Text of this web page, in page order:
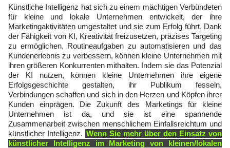
Künstliche Intelligenz hat sich zu einem mächtigen Verbündeten
für kleine und lokale Unternehmen entwickelt, der ihre
Marketingaktivitäten umgestaltet und sie zum Erfolg führt. Dank
der Fähigkeit von KI, Kreativität freizusetzen, präzises Targeting
zu ermöglichen, Routineaufgaben zu automatisieren und das
Kundenerlebnis zu verbessern, können kleine Unternehmen mit
ihren größeren Konkurrenten mithalten. Indem sie das Potenzial
der KI nutzen, können kleine Unternehmen ihre eigene
Erfolgsgeschichte gestalten, ihr Publikum fesseln,
Verbindungen schaffen und sich in den Herzen und Köpfen ihrer
Kunden einprägen. Die Zukunft des Marketings für kleine
Unternehmen ist da, und sie ist eine spannende
Zusammenarbeit zwischen menschlichem Einfallsreichtum und
künstlicher Intelligenz. Wenn Sie mehr über den Einsatz von
künstlicher Intelligenz im Marketing von kleinen/lokalen